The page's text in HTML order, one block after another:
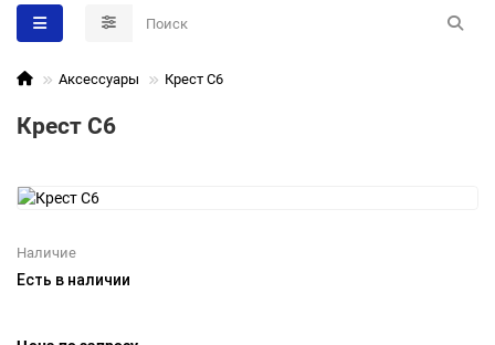
Аксессуары Крест С6
Крест С6
Наличие
Есть в наличии